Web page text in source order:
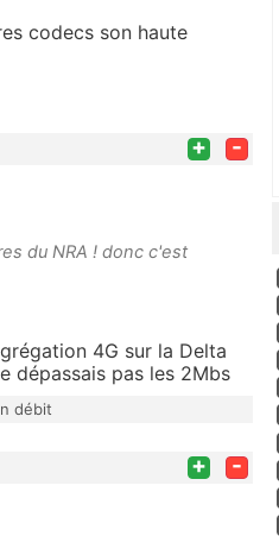
codecs son haute
+ -
du NRA ! donc c'est
4G sur la Delta
dépassais pas les 2Mbs
débit
+ -